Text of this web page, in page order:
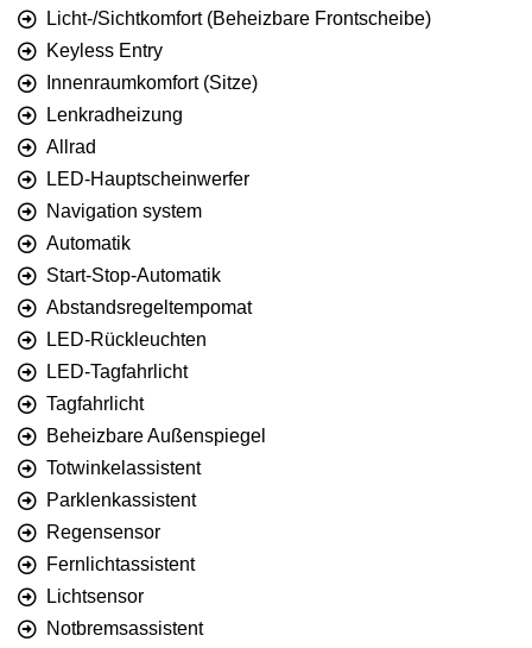
Licht-/Sichtkomfort (Beheizbare Frontscheibe)
Keyless Entry
Innenraumkomfort (Sitze)
Lenkradheizung
Allrad
LED-Hauptscheinwerfer
Navigation system
Automatik
Start-Stop-Automatik
Abstandsregeltempomat
LED-Rückleuchten
LED-Tagfahrlicht
Tagfahrlicht
Beheizbare Außenspiegel
Totwinkelassistent
Parklenkassistent
Regensensor
Fernlichtassistent
Lichtsensor
Notbremsassistent